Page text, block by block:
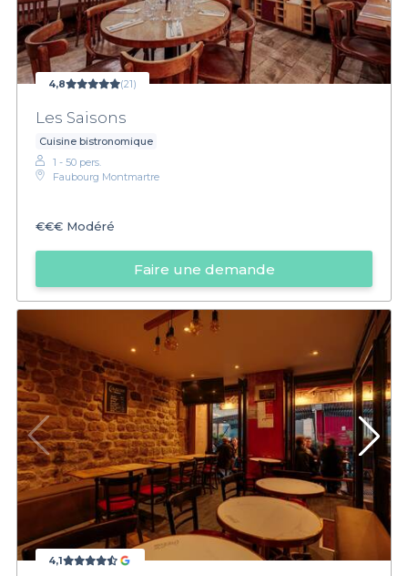
4,8 (21)
Les Saisons
Cuisine bistronomique
1 - 50 pers.
Faubourg Montmartre
€€€ Modéré
Faire une demande
4,1